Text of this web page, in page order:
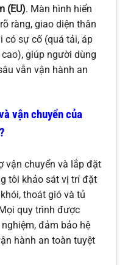
(EU). Màn hình hiển
ràng, giao diện thân
có sự cố (quá tải, áp
giúp người dùng
vẫn vận hành an
vận chuyển của
vận chuyển và lắp đặt
tôi khảo sát vị trí đặt
thoát gió và tủ
quy trình được
đảm bảo hệ
hành an toàn tuyệt